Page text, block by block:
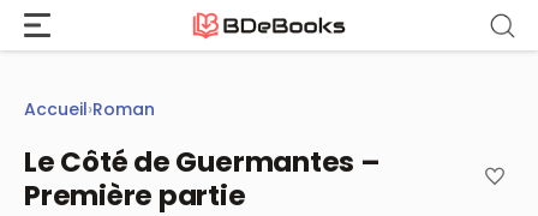
Aller
contenu
Accueil›Roman
Le Côté de Guermantes –
Première partie